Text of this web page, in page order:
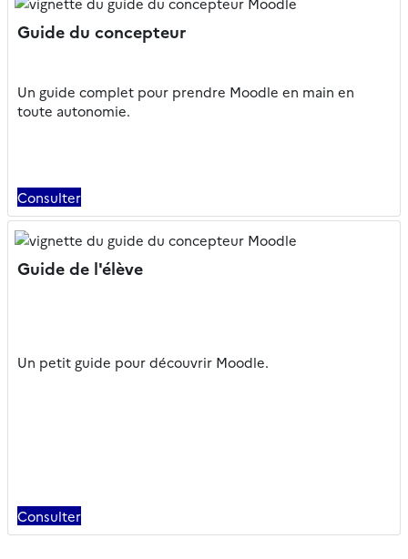
Guide du concepteur
Un guide complet pour prendre Moodle en main en
toute autonomie.
Consulter
Guide de l'élève
Un petit guide pour découvrir Moodle.
Consulter